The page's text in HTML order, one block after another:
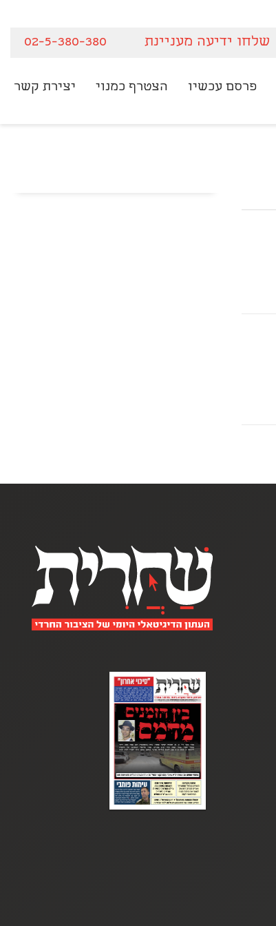
שלחו ידיעה מעניינת 02-5-380-380
פרסם עכשיו הצטרף כמנוי יצירת קשר